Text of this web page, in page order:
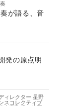
が語る、音
発の原点明
ィレクター 星野
スコレクティブ